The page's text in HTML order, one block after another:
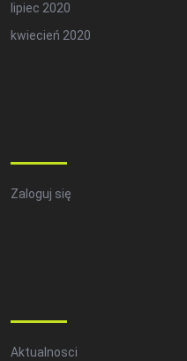
lipiec 2020
kwiecień 2020
Zaloguj się
Aktualnosci